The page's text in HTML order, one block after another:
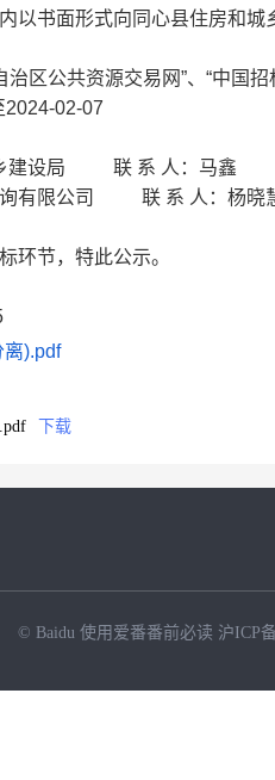
以书面形式向同心县住房和
治区公共资源交易网”、“中国
2024-02-07
乡建设局 联 系 人：马鑫
询有限公司 联 系 人：杨
环节，特此公示。
).pdf
下载
© Baidu 使用爱番番前必读 沪ICP